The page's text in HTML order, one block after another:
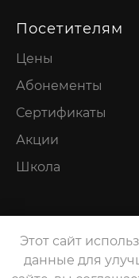
Посетителям
Цены
Абонементы
Сертификаты
Акции
Школа
Этот сайт
данные для